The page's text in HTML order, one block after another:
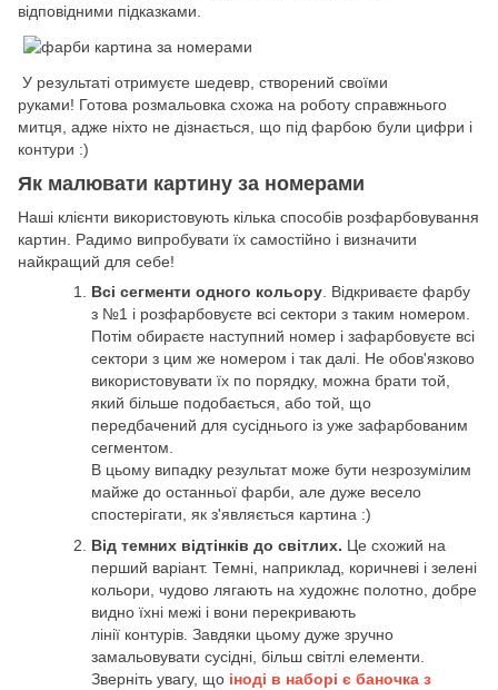
відповідними підказками.
У результаті отримуєте шедевр, створений своїми
руками! Готова розмальовка схожа на роботу справжнього
митця, адже ніхто не дізнається, що під фарбою були цифри і
контури :)
Як малювати картину за номерами
Наші клієнти використовують кілька способів розфарбовування
картин. Радимо випробувати їх самостійно і визначити
найкращий для себе!
Всі сегменти одного кольору . Відкриваєте фарбу
з №1 і розфарбовуєте всі сектори з таким номером.
Потім обираєте наступний номер і зафарбовуєте всі
сектори з цим же номером і так далі. Не обов'язково
використовувати їх по порядку, можна брати той,
який більше подобається, або той, що
передбачений для сусіднього із уже зафарбованим
сегментом.
В цьому випадку результат може бути незрозумілим
майже до останньої фарби, але дуже весело
спостерігати, як з'являється картина :)
Від темних відтінків до світлих. Це схожий на
перший варіант. Темні, наприклад, коричневі і зелені
кольори, чудово лягають на художнє полотно, добре
видно їхні межі і вони перекривають
лінії контурів. Завдяки цьому дуже зручно
замальовувати сусідні, більш світлі елементи.
Зверніть увагу, що іноді в наборі є баночка з